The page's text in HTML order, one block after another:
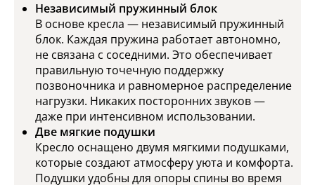
Независимый пружинный блок
В основе кресла — независимый пружинный
блок. Каждая пружина работает автономно,
не связана с соседними. Это обеспечивает
правильную точечную поддержку
позвоночника и равномерное распределение
нагрузки. Никаких посторонних звуков —
даже при интенсивном использовании.
Две мягкие подушки
Кресло оснащено двумя мягкими подушками,
которые создают атмосферу уюта и комфорта.
Подушки удобны для опоры спины во время